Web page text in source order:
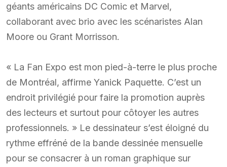
géants américains DC Comic et Marvel,
collaborant avec brio avec les scénaristes Alan
Moore ou Grant Morrisson.
« La Fan Expo est mon pied-à-terre le plus proche
de Montréal, affirme Yanick Paquette. C’est un
endroit privilégié pour faire la promotion auprès
des lecteurs et surtout pour côtoyer les autres
professionnels. » Le dessinateur s’est éloigné du
rythme effréné de la bande dessinée mensuelle
pour se consacrer à un roman graphique sur